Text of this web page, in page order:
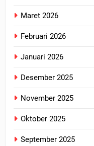
Maret 2026
Februari 2026
Januari 2026
Desember 2025
November 2025
Oktober 2025
September 2025